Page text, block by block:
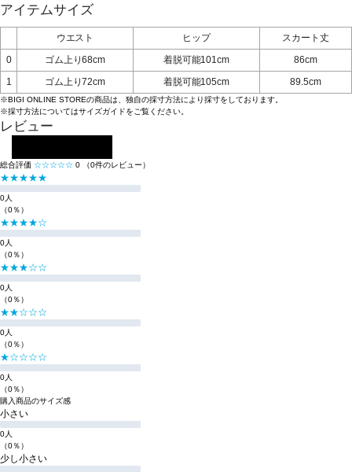
アイテムサイズ
ウエスト ヒップ
スカート丈
0
ゴム上り68cm 着脱可能101cm
86cm
1
ゴム上り72cm 着脱可能105cm 89.5cm
※BIGI ONLINE STOREの商品は、独自の採寸方法により採寸をしております。
※採寸方法についてはサイズガイドをご覧ください。
レビュー
総合評価 ☆☆☆☆☆ 0 （0件のレビュー）
★★★★★
0人
（0％）
★★★★☆
0人
（0％）
★★★☆☆
0人
（0％）
★★☆☆☆
0人
（0％）
★☆☆☆☆
0人
（0％）
購入商品のサイズ感
小さい
0人
（0％）
少し小さい